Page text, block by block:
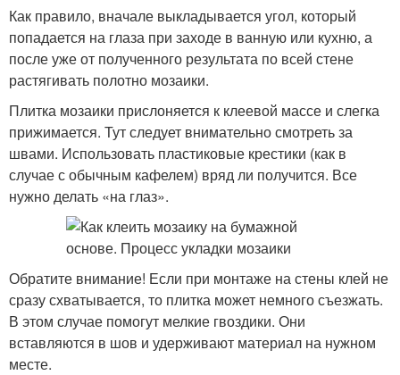
Как правило, вначале выкладывается угол, который
попадается на глаза при заходе в ванную или кухню, а
после уже от полученного результата по всей стене
растягивать полотно мозаики.
Плитка мозаики прислоняется к клеевой массе и слегка
прижимается. Тут следует внимательно смотреть за
швами. Использовать пластиковые крестики (как в
случае с обычным кафелем) вряд ли получится. Все
нужно делать «на глаз».
Обратите внимание! Если при монтаже на стены клей не
сразу схватывается, то плитка может немного съезжать.
В этом случае помогут мелкие гвоздики. Они
вставляются в шов и удерживают материал на нужном
месте.